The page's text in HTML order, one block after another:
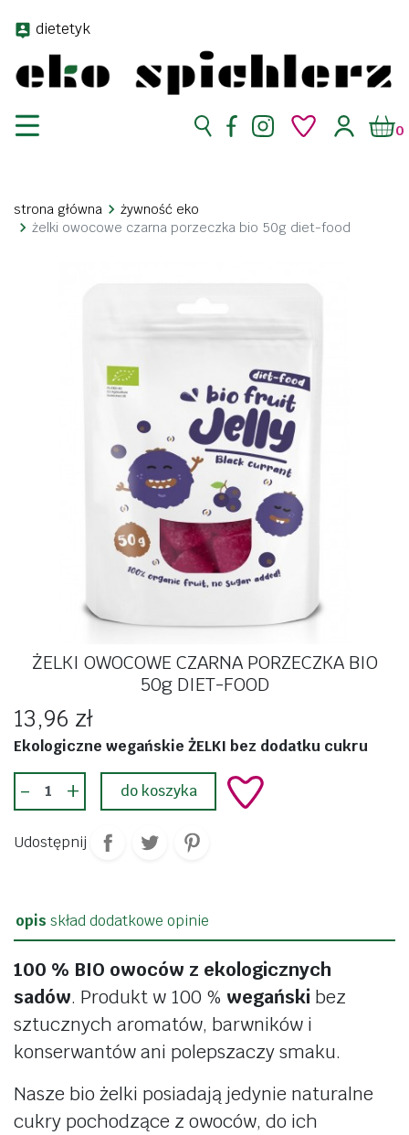
dietetyk
0
strona główna
żywność eko
żelki owocowe czarna porzeczka bio 50g diet-food
ŻELKI OWOCOWE CZARNA PORZECZKA BIO
50g DIET-FOOD
13,96 zł
Ekologiczne wegańskie ŻELKI bez dodatku cukru
- + do koszyka
Udostępnij
opis skład dodatkowe opinie
100 % BIO owoców z ekologicznych
sadów. Produkt w 100 % wegański bez
sztucznych aromatów, barwników i
konserwantów ani polepszaczy smaku.
Nasze bio żelki posiadają jedynie naturalne
cukry pochodzące z owoców, do ich